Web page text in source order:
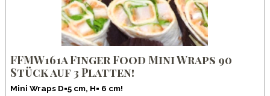
FFMW161a Finger Food Mini Wraps 90
Stück auf 3 Platten!
Mini Wraps D=5 cm, H= 6 cm!